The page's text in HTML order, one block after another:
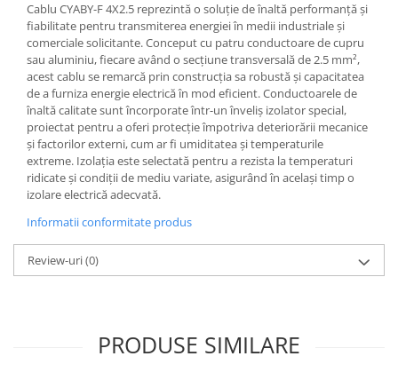
Cablu CYABY-F 4X2.5 reprezintă o soluție de înaltă performanță și
fiabilitate pentru transmiterea energiei în medii industriale și
comerciale solicitante. Conceput cu patru conductoare de cupru
sau aluminiu, fiecare având o secțiune transversală de 2.5 mm²,
acest cablu se remarcă prin construcția sa robustă și capacitatea
de a furniza energie electrică în mod eficient. Conductoarele de
înaltă calitate sunt încorporate într-un înveliș izolator special,
proiectat pentru a oferi protecție împotriva deteriorării mecanice
și factorilor externi, cum ar fi umiditatea și temperaturile
extreme. Izolația este selectată pentru a rezista la temperaturi
ridicate și condiții de mediu variate, asigurând în același timp o
izolare electrică adecvată.
Informatii conformitate produs
Review-uri(0)
PRODUSE SIMILARE